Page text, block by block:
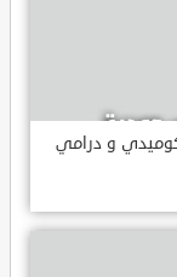
كوميدي و درامي